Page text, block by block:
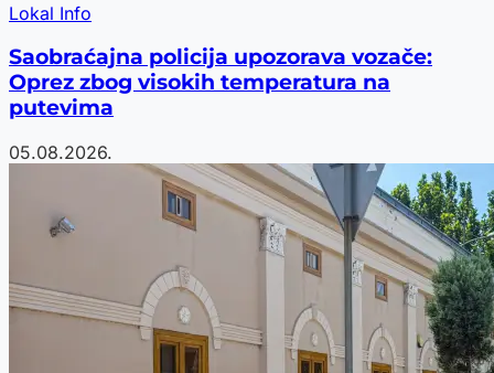
Lokal Info
Saobraćajna policija upozorava vozače:
Oprez zbog visokih temperatura na
putevima
05.08.2026.